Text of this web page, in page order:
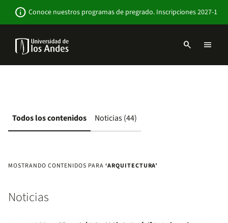
contenido
info Conoce nuestros programas de pregrado. Inscripciones 2027-1
Navbar
search menu
Todos los contenidos Noticias (44)
MOSTRANDO CONTENIDOS PARA ‘ARQUITECTURA’
Noticias